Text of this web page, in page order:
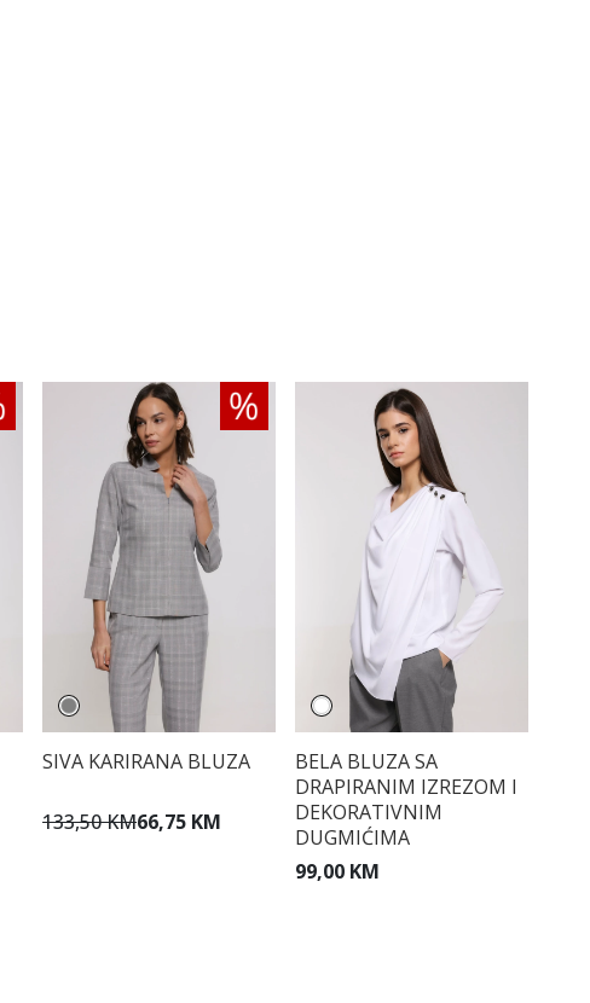
SIVA KARIRANA BLUZA
133,50 KM66,75 KM
BELA BLUZA SA
DRAPIRANIM IZREZOM I
DEKORATIVNIM
DUGMIĆIMA
99,00 KM